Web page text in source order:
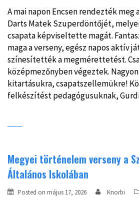
A mai napon Encsen rendezték meg
Darts Matek Szuperdöntőjét,
csapata képviseltette magát.
maga a verseny, egész napos aktív
színesítették a megmérettetést.
középmezőnyben végeztek.
kitartásukra, csapatszellemükre!
felkészítést pedagógusuknak,
Megyei történelem verseny a
Általános Iskolában
Posted on május 17, 2026 Knorbi